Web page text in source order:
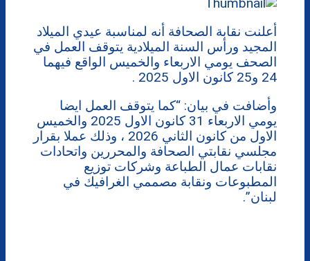
أعلنت نقابة الصحافة أنه لمناسبة عيدي الميلاد
المجيد ورأس السنة الميلادية يتوقف العمل في
الصحف يومي الاربعاء والخميس الواقع فيهما
24 و25 كانون الاول 2025 .
وأضافت في بيان: “كما يتوقف العمل ايضا
يومي الاربعاء 31 كانون الاول 2025 والخميس
الاول من كانون الثاني 2026 ، وذلك عملا بقرار
مجلسي نقابتي الصحافة والمحررين واتحادات
نقابات عمال الطباعة وشركات توزيع
المطبوعات ونقابة مصممي الغرافيك في
لبنان”.